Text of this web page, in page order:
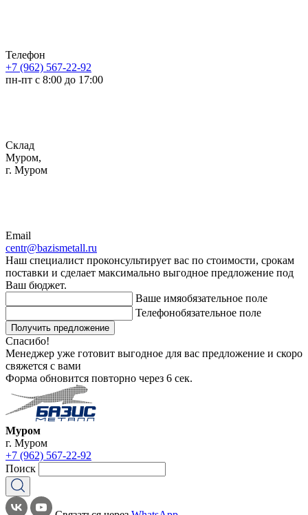
Телефон
+7 (962) 567-22-92
пн-пт с 8:00 до 17:00
Склад
Муром,
г. Муром
Email
centr@bazismetall.ru
Наш специалист проконсультирует вас по стоимости, срокам
поставки и сделает максимально выгодное предложение под
Ваш бюджет.
Ваше имяобязательное поле
Телефонобязательное поле
Получить предложение
Спасибо!
Менеджер уже готовит выгодное для вас предложение и скоро
свяжется с вами
Форма обновится повторно через 6 сек.
Муром
г. Муром
+7 (962) 567-22-92
Поиск